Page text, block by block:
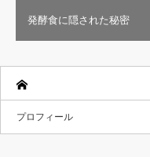
発酵食に隠された秘密
プロフィール